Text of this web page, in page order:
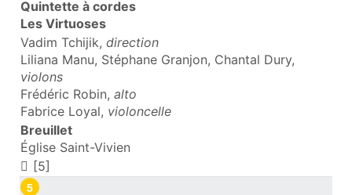
Quintette à cordes
Les Virtuoses
Vadim Tchijik, direction
Liliana Manu, Stéphane Granjon, Chantal Dury,
violons
Frédéric Robin, alto
Fabrice Loyal, violoncelle
Breuillet
Église Saint-Vivien
[5]
5